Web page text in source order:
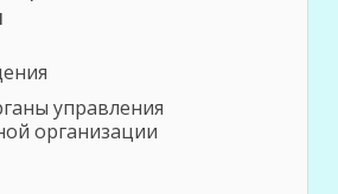
управления
организации